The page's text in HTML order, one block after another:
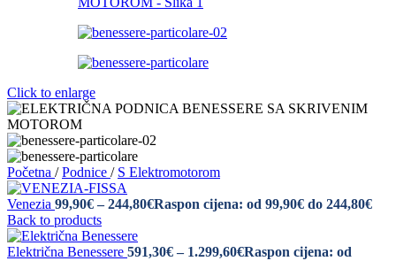
Click to enlarge
Početna / Podnice / S Elektromotorom
Venezia 99,90€ – 244,80€Raspon cijena: od 99,90€ do 244,80€
Back to products
Električna Benessere 591,30€ – 1.299,60€Raspon cijena: od